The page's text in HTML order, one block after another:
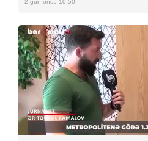
2 gün öncə 10:50